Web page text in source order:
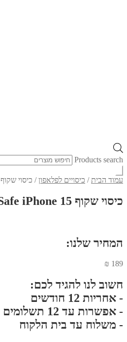
Products search
עמוד הבית / כיסויים לפלאפון/ כיסוי שקוף OTTERBOX Symmetry+ MagSafe iPhone 15
כיסוי שקוף OTTERBOX Symmetry+ MagSafe iPhone 15
המחיר שלנו:
₪ 189
חשוב לנו להגיד לכם:
- אחריות 12 חודשים
- אפשרות עד 12 תשלומים (עד 3 תשלומים ללא ריבית}
- משלוח עד בית הלקוח